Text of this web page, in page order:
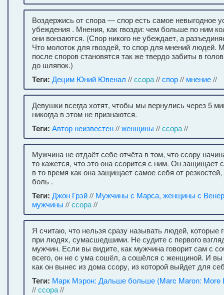
Воздержись от спора — спор есть самое невыгодное
убеждения . Мнения, как гвозди: чем больше по ним
они вонзаются. (Спор никого не убеждает, а
Что молоток для гвоздей, то спор для мнений людей.
после споров становятся так же твердо забиты в
до шляпок.)
Теги: Децим Юний Ювенал //ссора//спор// мнение//
Девушки всегда хотят, чтобы мы вернулись через 5
никогда в этом не признаются.
Теги: Автор неизвестен//женщины //ссора//
Мужчина не отдаёт себе отчёта в том, что ссору
то кажется, что это она ссорится с ним. Он защищает
в то время как она защищает самое себя от
боль .
Теги: Джон Грэй// Мужчины с Марса, женщины с
мужчины //ссора//
Я считаю, что нельзя сразу называть людей, которые
при людях, сумасшедшими. Не судите с первого
мужчин. Если вы видите, как мужчина говорит сам с
всего, он не с ума сошёл, а сошёлся с женщиной. И
как он вынес из дома ссору, из которой выйдет для
Теги: Марк Мэрон: Дальше больше (Marc Maron: More
//ссора//